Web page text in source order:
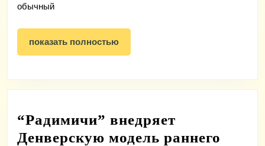
обычный
показать полностьюпоказать
полностью
“Радимичи” внедряет
Денверскую модель раннего